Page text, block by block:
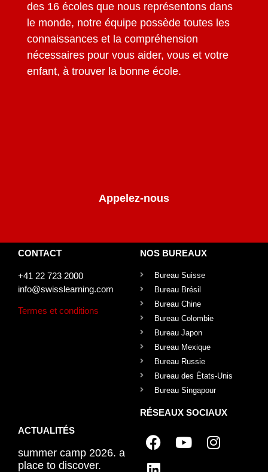
des 16 écoles que nous représentons dans
le monde, notre équipe possède toutes les
connaissances et la compréhension
nécessaires pour vous aider, vous et votre
enfant, à trouver la bonne école.
Appelez-nous
CONTACT
+41 22 723 2000
info@swisslearning.com
Termes et conditions
NOS BUREAUX
Bureau Suisse
Bureau Brésil
Bureau Chine
Bureau Colombie
Bureau Japon
Bureau Mexique
Bureau Russie
Bureau des États-Unis
Bureau Singapour
ACTUALITÉS
summer camp 2026. a
place to discover.
RÉSEAUX SOCIAUX